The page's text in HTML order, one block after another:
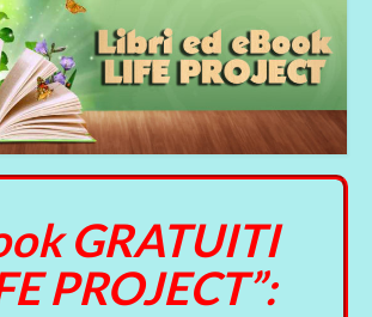
GRATUITI
PROJECT”: